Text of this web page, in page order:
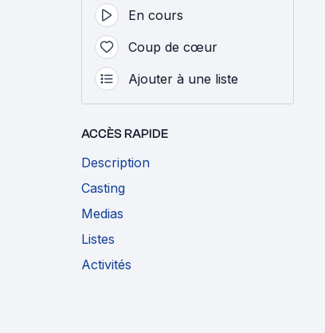
En cours
Coup de cœur
Ajouter à une liste
ACCÈS RAPIDE
Description
Casting
Medias
Listes
Activités